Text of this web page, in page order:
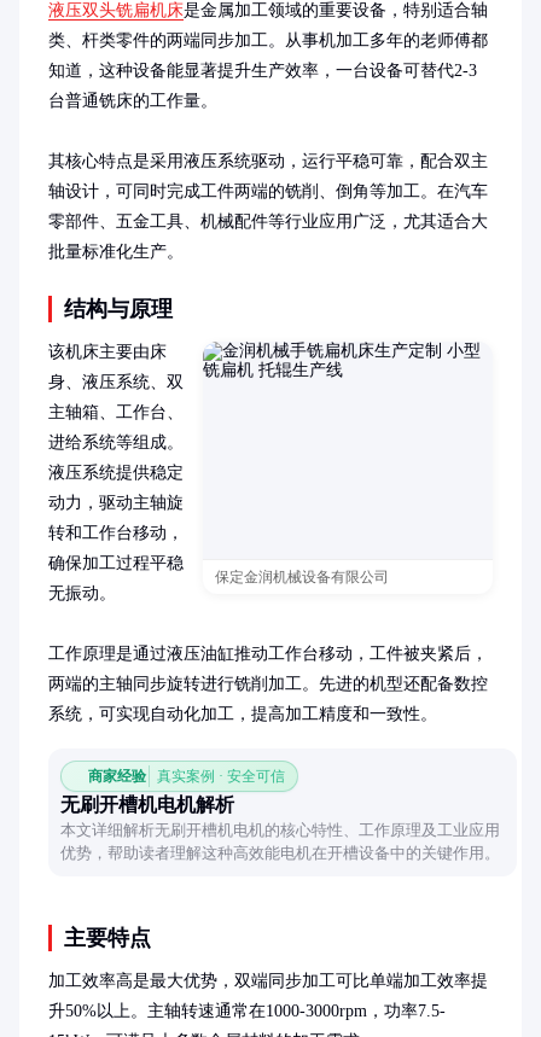
液压双头铣扁机床是金属加工领域的重要设备，特别适合轴
类、杆类零件的两端同步加工。从事机加工多年的老师傅都
知道，这种设备能显著提升生产效率，一台设备可替代2-3
台普通铣床的工作量。
其核心特点是采用液压系统驱动，运行平稳可靠，配合双主
轴设计，可同时完成工件两端的铣削、倒角等加工。在汽车
零部件、五金工具、机械配件等行业应用广泛，尤其适合大
批量标准化生产。
结构与原理
保定金润机械设备有限公司
该机床主要由床
身、液压系统、双
主轴箱、工作台、
进给系统等组成。
液压系统提供稳定
动力，驱动主轴旋
转和工作台移动，
确保加工过程平稳
无振动。
工作原理是通过液压油缸推动工作台移动，工件被夹紧后，
两端的主轴同步旋转进行铣削加工。先进的机型还配备数控
系统，可实现自动化加工，提高加工精度和一致性。
商家经验 真实案例 · 安全可信
无刷开槽机电机解析
本文详细解析无刷开槽机电机的核心特性、工作原理及工业应用
优势，帮助读者理解这种高效能电机在开槽设备中的关键作用。
主要特点
加工效率高是最大优势，双端同步加工可比单端加工效率提
升50%以上。主轴转速通常在1000-3000rpm，功率7.5-